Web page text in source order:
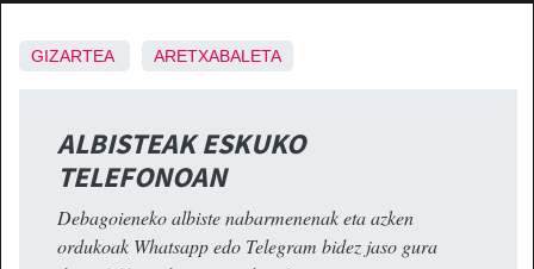
GIZARTEA ARETXABALETA
ALBISTEAK ESKUKO
TELEFONOAN
Debagoieneko albiste nabarmenenak eta azken
ordukoak Whatsapp edo Telegram bidez jaso gura